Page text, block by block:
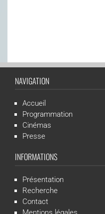
NAVIGATION
Accueil
Programmation
Cinémas
Presse
INFORMATIONS
Présentation
Recherche
Contact